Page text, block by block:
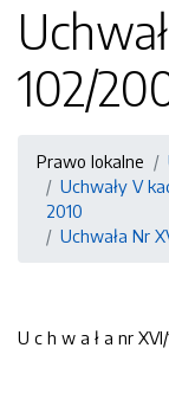
102/
Prawo lokalne
Uchwały V
2010
Uchwała Nr
U c h w a ł a nr